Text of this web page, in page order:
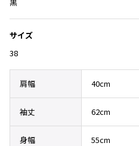
アクセサリー
レギュレーション ヨウジヤマモト
Yohji Yamamoto
Yohji Yamamoto FEMME
Yohji Yamamoto NOIR
ヨウジヤマモト ノアール
バッグ
帽子
ストール・マフラー
パンプス
ミュール・サンダル
バッグ
帽子
ストール・マフラー
ベルト・サスペンダー
ブーツ・シューズ
サイズ
38
肩幅 40cm
袖丈 62cm
身幅 55cm